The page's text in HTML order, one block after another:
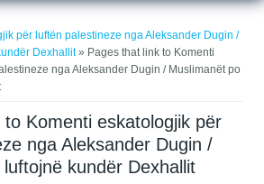
për luftën palestineze nga Aleksander Dugin /
Dexhallit» Pages that link to Komenti
nga Aleksander Dugin / Muslimanët po
Komenti eskatologjik për
nga Aleksander Dugin /
kundër Dexhallit